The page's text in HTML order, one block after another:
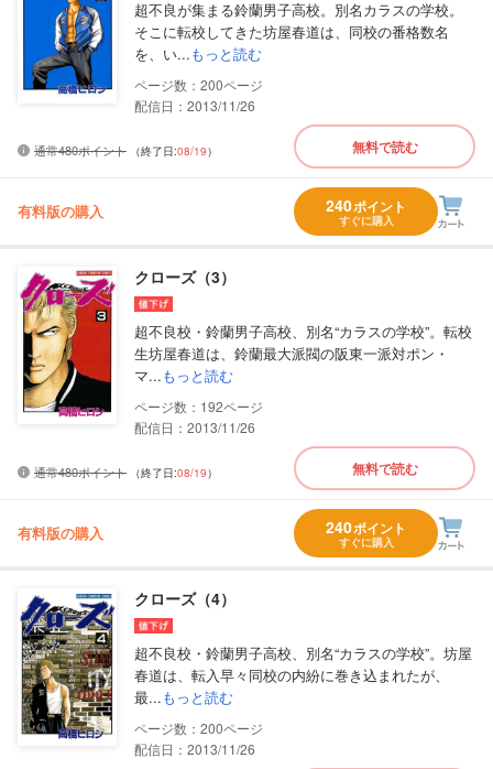
超不良が集まる鈴蘭男子高校。別名カラスの学校。
そこに転校してきた坊屋春道は、同校の番格数名
を、い...もっと読む
200
配信日：2013/11/26
通常480ポイント （終了日:08/19） 無料で読む
有料版の購入 240ポイント
すぐに購入
クローズ（3）
超不良校・鈴蘭男子高校、別名“カラスの学校”。転校
生坊屋春道は、鈴蘭最大派閥の阪東一派対ポン・
マ...もっと読む
192
配信日：2013/11/26
通常480ポイント （終了日:08/19） 無料で読む
有料版の購入 240ポイント
すぐに購入
クローズ（4）
超不良校・鈴蘭男子高校、別名“カラスの学校”。坊屋
春道は、転入早々同校の内紛に巻き込まれたが、
最...もっと読む
200
配信日：2013/11/26